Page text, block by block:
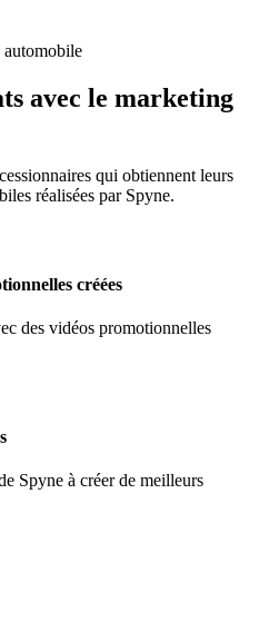
avec le marketing
qui obtiennent leurs
réalisées par Spyne.
créées
des vidéos promotionnelles
Spyne à créer de meilleurs